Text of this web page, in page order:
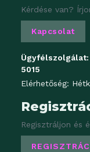
Kérdése van?
Kapcsolat
Ügyfélszolgálat:
5015
Elérhetőség:
Regisztráljon és